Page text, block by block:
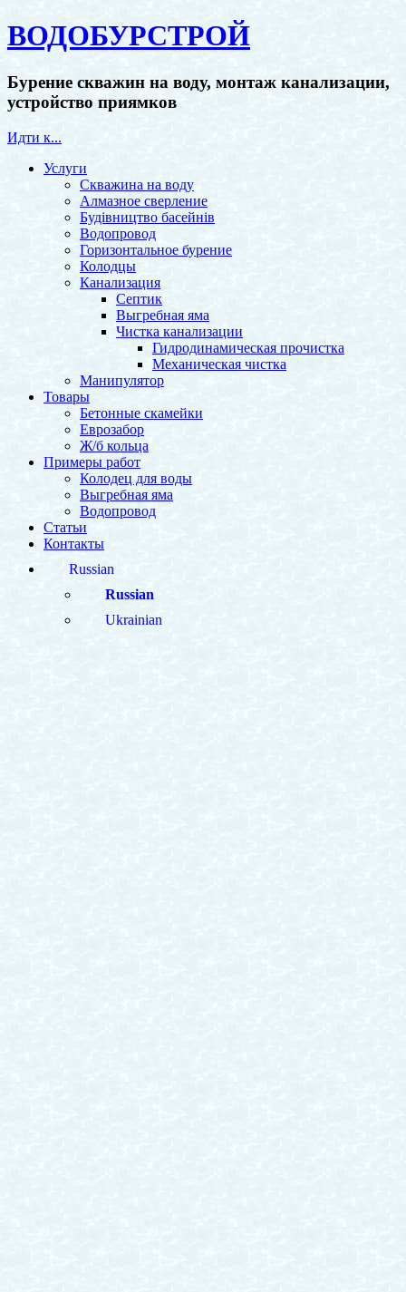
ВОДОБУРСТРОЙ
Бурение скважин на воду, монтаж канализации,
устройство приямков
Идти к...
Услуги
Скважина на воду
Алмазное сверление
Будівництво басейнів
Водопровод
Горизонтальное бурение
Колодцы
Канализация
Септик
Выгребная яма
Чистка канализации
Гидродинамическая прочистка
Механическая чистка
Манипулятор
Товары
Бетонные скамейки
Еврозабор
Ж/б кольца
Примеры работ
Колодец для воды
Выгребная яма
Водопровод
Статьи
Контакты
Russian
Russian
Ukrainian